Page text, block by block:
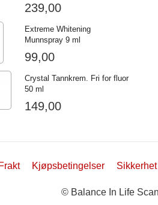
239,00
Extreme Whitening
Munnspray 9 ml
99,00
Crystal Tannkrem. Fri for fluor
50 ml
149,00
Kjøpsbetingelser
© Balance In Life